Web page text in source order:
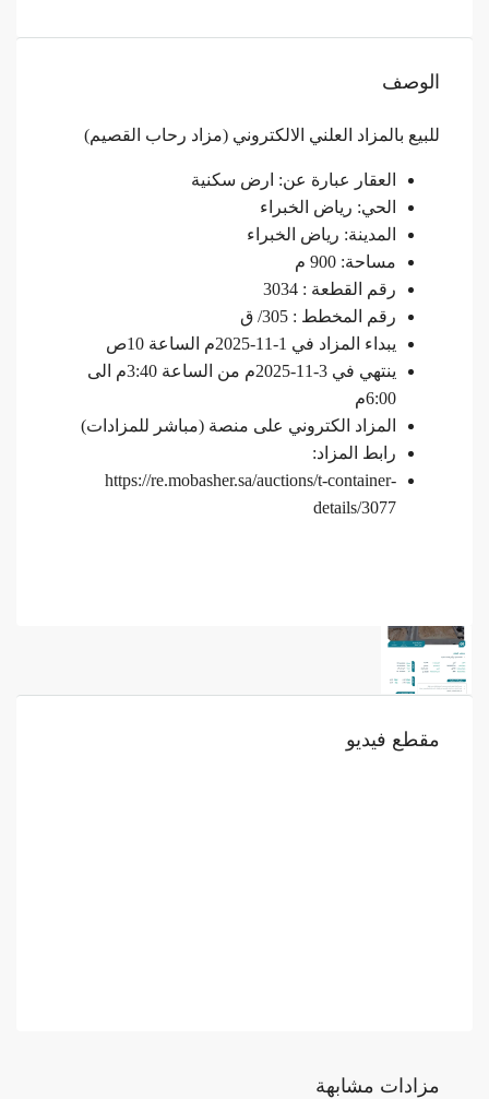
الوصف
للبيع بالمزاد العلني الالكتروني (مزاد رحاب القصيم)
العقار عبارة عن: ارض سكنية
الحي: رياض الخبراء
المدينة: رياض الخبراء
مساحة: 900 م
رقم القطعة : 3034
رقم المخطط : 305/ ق
يبداء المزاد في 1-11-2025م الساعة 10ص
ينتهي في 3-11-2025م من الساعة 3:40م الى
6:00م
المزاد الكتروني على منصة (مباشر للمزادات)
رابط المزاد:
https://re.mobasher.sa/auctions/t-container-
details/3077
مقطع فيديو
مزادات مشابهة